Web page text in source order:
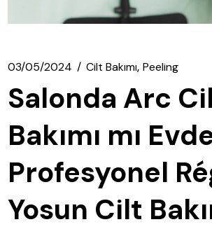
03/05/2024 Cilt Bakımı Peeling
Salonda Arc
Bakımı mı
Profesyonel
Yosun Cilt